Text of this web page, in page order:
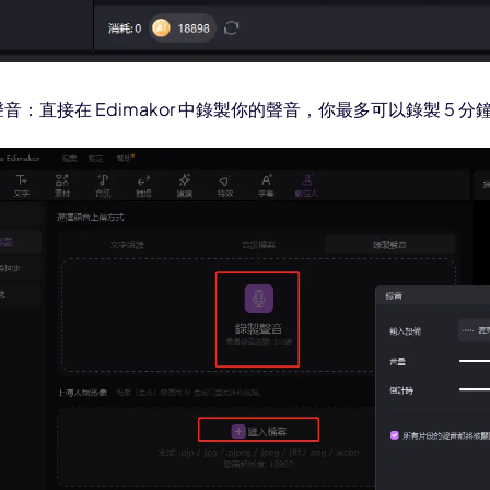
：直接在 Edimakor 中錄製你的聲音，你最多可以錄製 5 分